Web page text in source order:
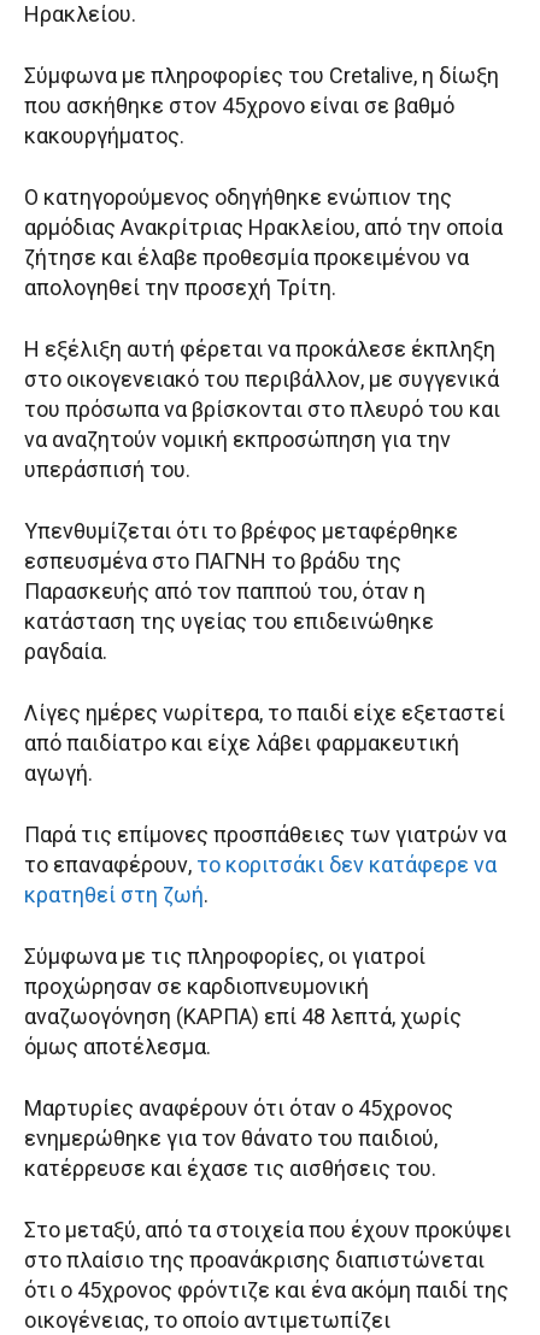
Ηρακλείου.
Σύμφωνα με πληροφορίες του Cretalive, η δίωξη
που ασκήθηκε στον 45χρονο είναι σε βαθμό
κακουργήματος.
Ο κατηγορούμενος οδηγήθηκε ενώπιον της
αρμόδιας Ανακρίτριας Ηρακλείου, από την οποία
ζήτησε και έλαβε προθεσμία προκειμένου να
απολογηθεί την προσεχή Τρίτη.
Η εξέλιξη αυτή φέρεται να προκάλεσε έκπληξη
στο οικογενειακό του περιβάλλον, με συγγενικά
του πρόσωπα να βρίσκονται στο πλευρό του και
να αναζητούν νομική εκπροσώπηση για την
υπεράσπισή του.
Υπενθυμίζεται ότι το βρέφος μεταφέρθηκε
εσπευσμένα στο ΠΑΓΝΗ το βράδυ της
Παρασκευής από τον παππού του, όταν η
κατάσταση της υγείας του επιδεινώθηκε
ραγδαία.
Λίγες ημέρες νωρίτερα, το παιδί είχε εξεταστεί
από παιδίατρο και είχε λάβει φαρμακευτική
αγωγή.
Παρά τις επίμονες προσπάθειες των γιατρών να
το επαναφέρουν, το κοριτσάκι δεν κατάφερε να
κρατηθεί στη ζωή.
Σύμφωνα με τις πληροφορίες, οι γιατροί
προχώρησαν σε καρδιοπνευμονική
αναζωογόνηση (ΚΑΡΠΑ) επί 48 λεπτά, χωρίς
όμως αποτέλεσμα.
Μαρτυρίες αναφέρουν ότι όταν ο 45χρονος
ενημερώθηκε για τον θάνατο του παιδιού,
κατέρρευσε και έχασε τις αισθήσεις του.
Στο μεταξύ, από τα στοιχεία που έχουν προκύψει
στο πλαίσιο της προανάκρισης διαπιστώνεται
ότι ο 45χρονος φρόντιζε και ένα ακόμη παιδί της
οικογένειας, το οποίο αντιμετωπίζει